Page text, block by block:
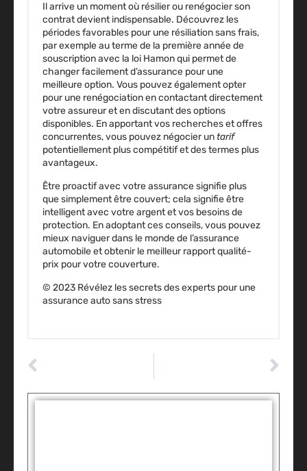
Il arrive un moment où résilier ou renégocier son
contrat devient indispensable. Découvrez les
périodes favorables pour une résiliation sans frais,
par exemple au terme de la première année de
souscription avec la loi Hamon qui permet de
changer facilement d’assurance pour une
meilleure option. Vous pouvez également opter
pour une renégociation en contactant directement
votreassureuret en discutant des options
disponibles. En apportant vos recherches et offres
concurrentes, vous pouvez négocier untarif
potentiellement plus compétitif et des termes plus
avantageux.
Être proactif avec votre assurance signifie plus
que simplement être couvert; cela signifie être
intelligent avec votre argent et vos besoins de
protection. En adoptant ces conseils, vous pouvez
mieux naviguer dans le monde de l’assurance
automobile et obtenir le meilleur rapport qualité-
prix pour votre couverture.
© 2023 Révélez les secrets des experts pour une
assurance auto sans stress